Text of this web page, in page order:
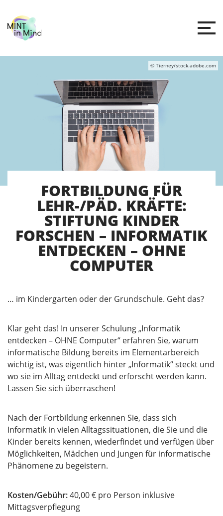
© Tierney/stock.adobe.com
FORTBILDUNG FÜR
LEHR-/PÄD. KRÄFTE:
STIFTUNG KINDER
FORSCHEN – INFORMATIK
ENTDECKEN – OHNE
COMPUTER
… im Kindergarten oder der Grundschule. Geht das?
Klar geht das! In unserer Schulung „Informatik
entdecken – OHNE Computer“ erfahren Sie, warum
informatische Bildung bereits im Elementarbereich
wichtig ist, was eigentlich hinter „Informatik“ steckt und
wo sie im Alltag entdeckt und erforscht werden kann.
Lassen Sie sich überraschen!
Nach der Fortbildung erkennen Sie, dass sich
Informatik in vielen Alltagssituationen, die Sie und die
Kinder bereits kennen, wiederfindet und verfügen über
Möglichkeiten, Mädchen und Jungen für informatische
Phänomene zu begeistern.
Kosten/Gebühr:40,00 € pro Person inklusive
Mittagsverpflegung